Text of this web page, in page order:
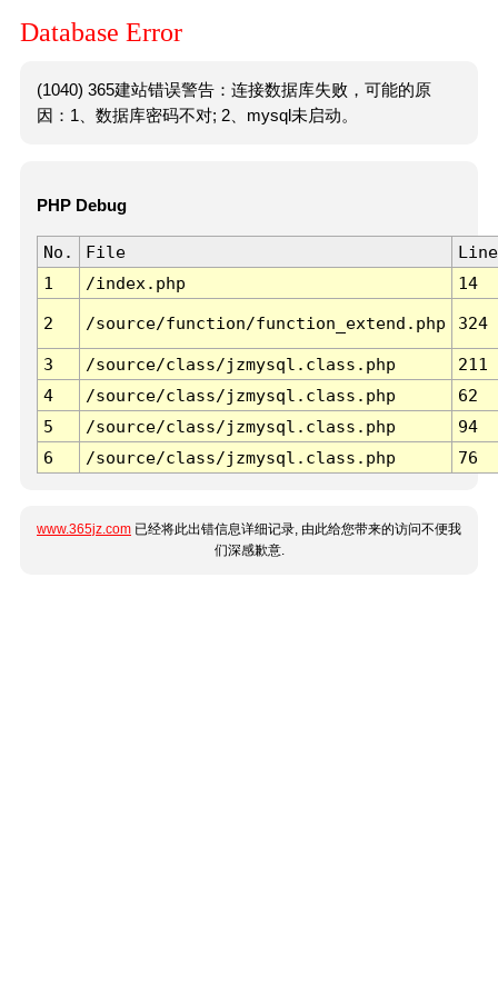
Database Error
(1040) 365建站错误警告：连接数据库失败，可能的原
因：1、数据库密码不对; 2、mysql未启动。
PHP Debug
No. File
Line
1
/index.php 14
2 /source/function/function_extend.php 324
3 /source/class/jzmysql.class.php
211
4
/source/class/jzmysql.class.php
62
5
/source/class/jzmysql.class.php
94
6
/source/class/jzmysql.class.php 76
www.365jz.com 已经将此出错信息详细记录, 由此给您带来的访问不便我
们深感歉意.